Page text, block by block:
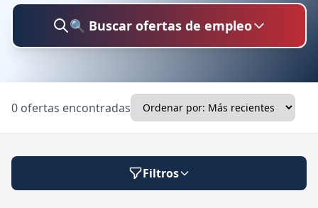
🔍 Buscar ofertas de empleo
Ubicación
0 ofertas encontradas
Filtros